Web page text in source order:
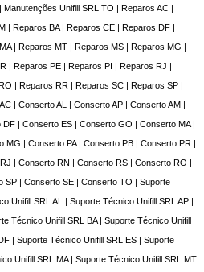
Unifill SRL TO | Reparos AC |
| Reparos BA | Reparos CE | Reparos DF |
| Reparos MT | Reparos MS | Reparos MG |
| Reparos PE | Reparos PI | Reparos RJ |
| Reparos RR | Reparos SC | Reparos SP |
| Conserto AL | Conserto AP | Conserto AM |
| Conserto ES | Conserto GO | Conserto MA |
MG | Conserto PA | Conserto PB | Conserto PR |
| Conserto RN | Conserto RS | Conserto RO |
SP | Conserto SE | Conserto TO | Suporte
Unifill SRL AL | Suporte Técnico Unifill SRL AP |
Técnico Unifill SRL BA | Suporte Técnico Unifill
| Suporte Técnico Unifill SRL ES | Suporte
Unifill SRL MA | Suporte Técnico Unifill SRL MT